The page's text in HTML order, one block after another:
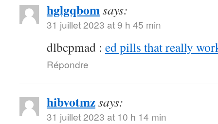
hglgqbomsays:
31 juillet 2023 at 9 h 45 min
dlbcpmad : ed pills that really
Répondre
hibvotmzsays:
31 juillet 2023 at 10 h 14 min